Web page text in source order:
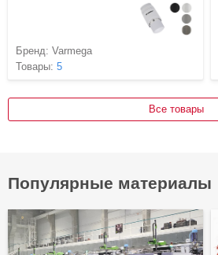
Бренд: Varmega
Товары: 5
Все товары
Популярные материалы